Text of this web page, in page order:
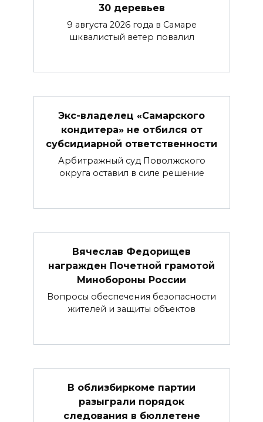
30 деревьев
9 августа 2026 года в Самаре
шквалистый ветер повалил
Экс-владелец «Самарского
кондитера» не отбился от
субсидиарной ответственности
Арбитражный суд Поволжского
округа оставил в силе решение
Вячеслав Федорищев
награжден Почетной грамотой
Минобороны России
Вопросы обеспечения безопасности
жителей и защиты объектов
В облизбиркоме партии
разыграли порядок
следования в бюллетене